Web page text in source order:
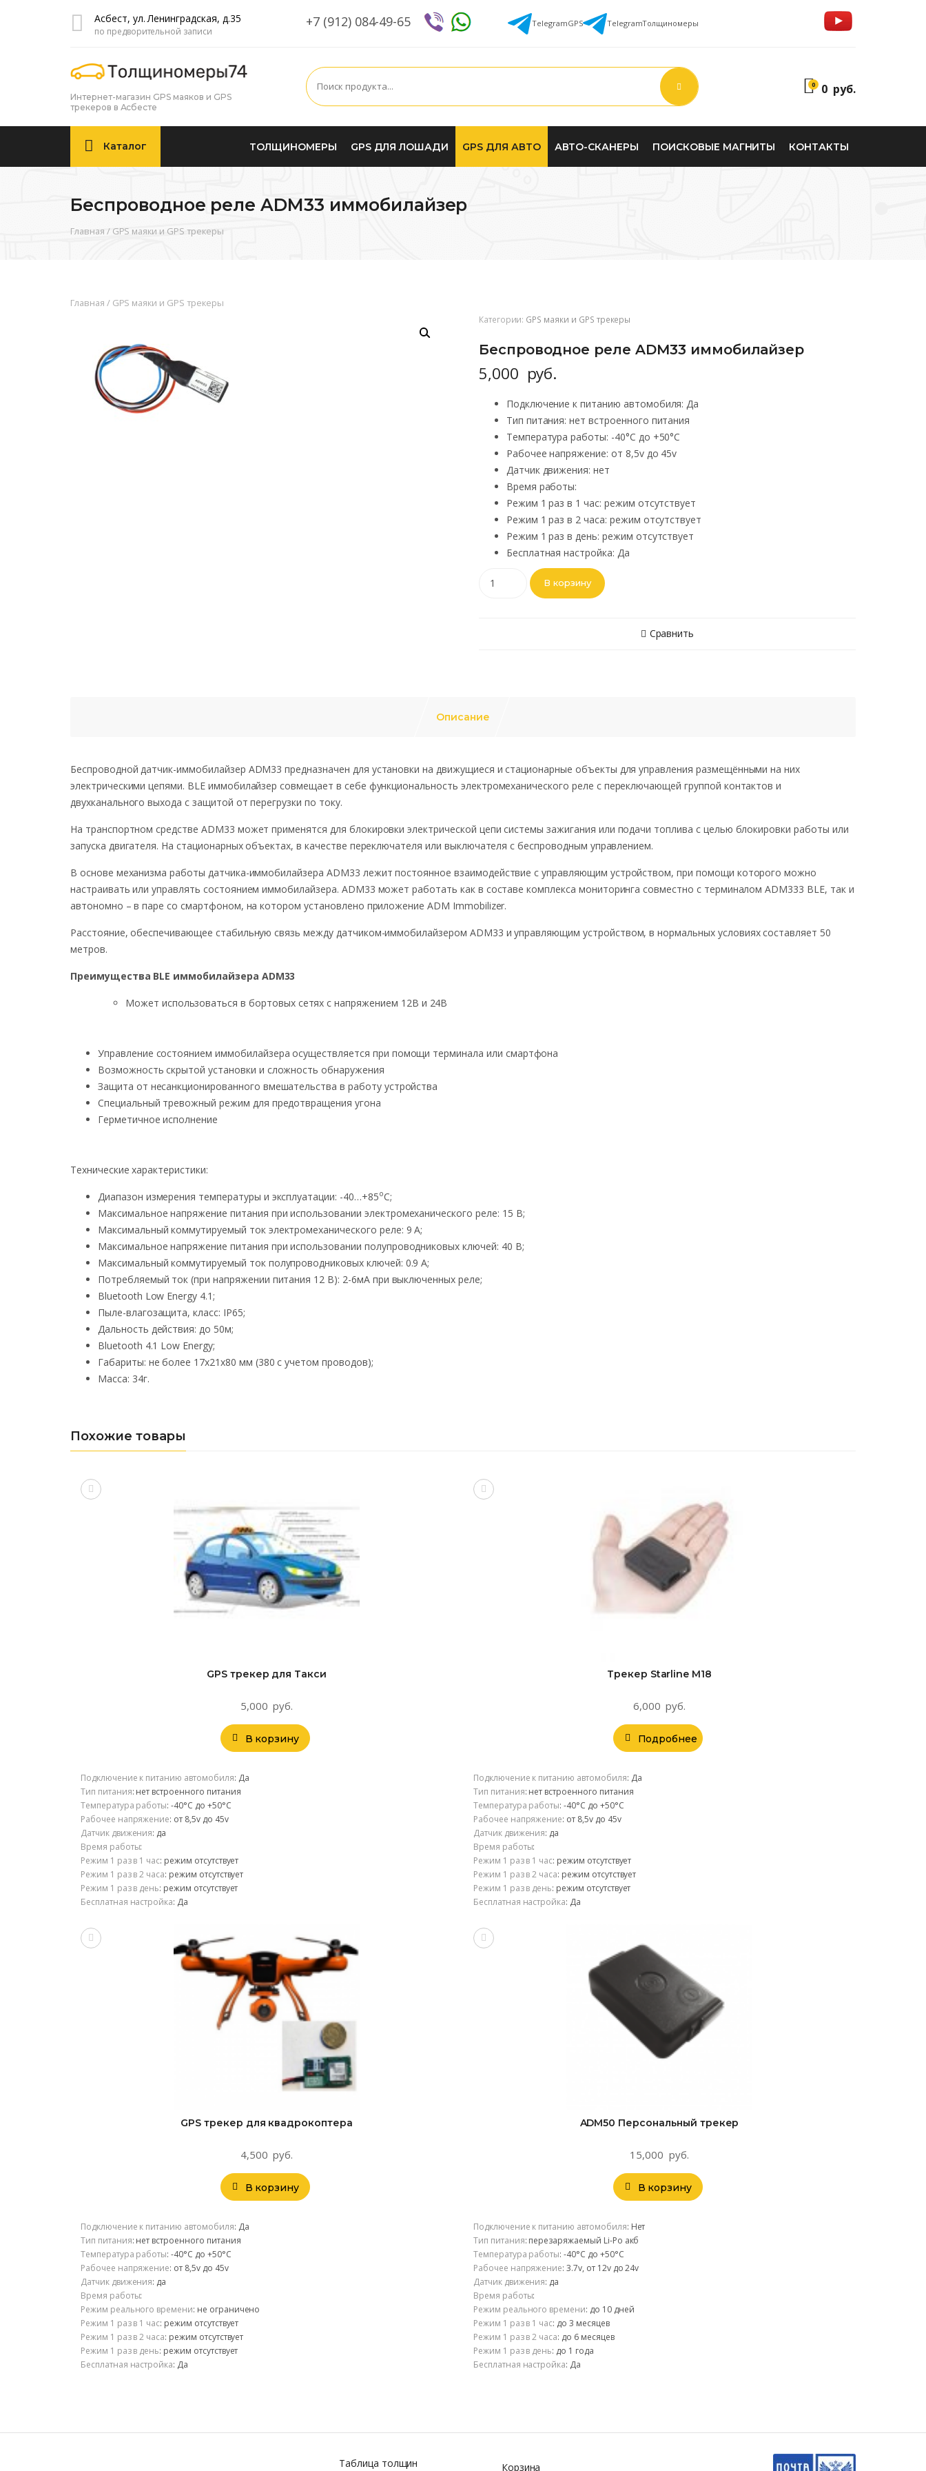
Асбест, ул. Ленинградская, д.35
по предворительной записи
+7 (912) 084-49-65 TelegramGPS TelegramТолщиномеры
Интернет-магазин GPS маяков и GPS
трекеров в Асбесте
0 0 руб.
Каталог ТОЛЩИНОМЕРЫ GPS ДЛЯ ЛОШАДИ GPS ДЛЯ АВТО АВТО-СКАНЕРЫ ПОИСКОВЫЕ МАГНИТЫ КОНТАКТЫ
Беспроводное реле ADM33 иммобилайзер
Главная / GPS маяки и GPS трекеры
Главная / GPS маяки и GPS трекеры
Категории: GPS маяки и GPS трекеры
Беспроводное реле ADM33 иммобилайзер
5,000 руб.
Подключение к питанию автомобиля: Да
Тип питания:нет встроенного питания
Температура работы: -40°С до +50°С
Рабочее напряжение: от 8,5v до 45v
Датчик движения:нет
Время работы:
Режим 1 раз в 1 час: режим отсутствует
Режим 1 раз в 2 часа: режим отсутствует
Режим 1 раз в день: режим отсутствует
Бесплатная настройка: Да
В корзину
Сравнить
Описание
Беспроводной датчик-иммобилайзер ADM33 предназначен для установки на движущиеся и стационарные объекты для управления размещёнными на них
электрическими цепями. BLE иммобилайзер совмещает в себе функциональность электромеханического реле с переключающей группой контактов и
двухканального выхода с защитой от перегрузки по току.
На транспортном средстве ADM33 может применятся для блокировки электрической цепи системы зажигания или подачи топлива с целью блокировки работы или
запуска двигателя. На стационарных объектах, в качестве переключателя или выключателя с беспроводным управлением.
В основе механизма работы датчика-иммобилайзера ADM33 лежит постоянное взаимодействие с управляющим устройством, при помощи которого можно
настраивать или управлять состоянием иммобилайзера. ADM33 может работать как в составе комплекса мониторинга совместно с терминалом ADM333 BLE, так и
автономно – в паре со смартфоном, на котором установлено приложение ADM Immobilizer.
Расстояние, обеспечивающее стабильную связь между датчиком-иммобилайзером ADM33 и управляющим устройством, в нормальных условиях составляет 50
метров.
Преимущества BLE иммобилайзера ADM33
Может использоваться в бортовых сетях с напряжением 12В и 24В
Управление состоянием иммобилайзера осуществляется при помощи терминала или смартфона
Возможность скрытой установки и сложность обнаружения
Защита от несанкционированного вмешательства в работу устройства
Специальный тревожный режим для предотвращения угона
Герметичное исполнение
Технические характеристики:
Диапазон измерения температуры и эксплуатации: -40…+85оС;
Максимальное напряжение питания при использовании электромеханического реле: 15 В;
Максимальный коммутируемый ток электромеханического реле: 9 A;
Максимальное напряжение питания при использовании полупроводниковых ключей: 40 В;
Максимальный коммутируемый ток полупроводниковых ключей: 0.9 A;
Потребляемый ток (при напряжении питания 12 В): 2-6мА при выключенных реле;
Bluetooth Low Energy 4.1;
Пыле-влагозащита, класс: IP65;
Дальность действия: до 50м;
Bluetooth 4.1 Low Energy;
Габариты: не более 17x21x80 мм (380 с учетом проводов);
Масса: 34г.
Похожие товары
GPS трекер для Такси
5,000 руб.
В корзину
Подключение к питанию автомобиля: Да
Тип питания: нет встроенного питания
Температура работы:-40°С до +50°С
Рабочее напряжение: от 8,5v до 45v
Датчик движения: да
Время работы:
Режим 1 раз в 1 час: режим отсутствует
Режим 1 раз в 2 часа: режим отсутствует
Режим 1 раз в день: режим отсутствует
Бесплатная настройка: Да
Трекер Starline M18
6,000 руб.
Подробнее
Подключение к питанию автомобиля: Да
Тип питания: нет встроенного питания
Температура работы:-40°С до +50°С
Рабочее напряжение: от 8,5v до 45v
Датчик движения: да
Время работы:
Режим 1 раз в 1 час: режим отсутствует
Режим 1 раз в 2 часа: режим отсутствует
Режим 1 раз в день: режим отсутствует
Бесплатная настройка: Да
GPS трекер для квадрокоптера
4,500 руб.
В корзину
Подключение к питанию автомобиля: Да
Тип питания: нет встроенного питания
Температура работы:-40°С до +50°С
Рабочее напряжение: от 8,5v до 45v
Датчик движения: да
Время работы:
Режим реального времени: не ограничено
Режим 1 раз в 1 час: режим отсутствует
Режим 1 раз в 2 часа: режим отсутствует
Режим 1 раз в день: режим отсутствует
Бесплатная настройка: Да
ADM50 Персональный трекер
15,000 руб.
В корзину
Подключение к питанию автомобиля: Нет
Тип питания: перезаряжаемый Li-Po акб
Температура работы:-40°С до +50°С
Рабочее напряжение:3.7v, от 12v до 24v
Датчик движения: да
Время работы:
Режим реального времени: до 10 дней
Режим 1 раз в 1 час: до 3 месяцев
Режим 1 раз в 2 часа: до 6 месяцев
Режим 1 раз в день: до 1 года
Бесплатная настройка: Да
Таблица толщин Корзина